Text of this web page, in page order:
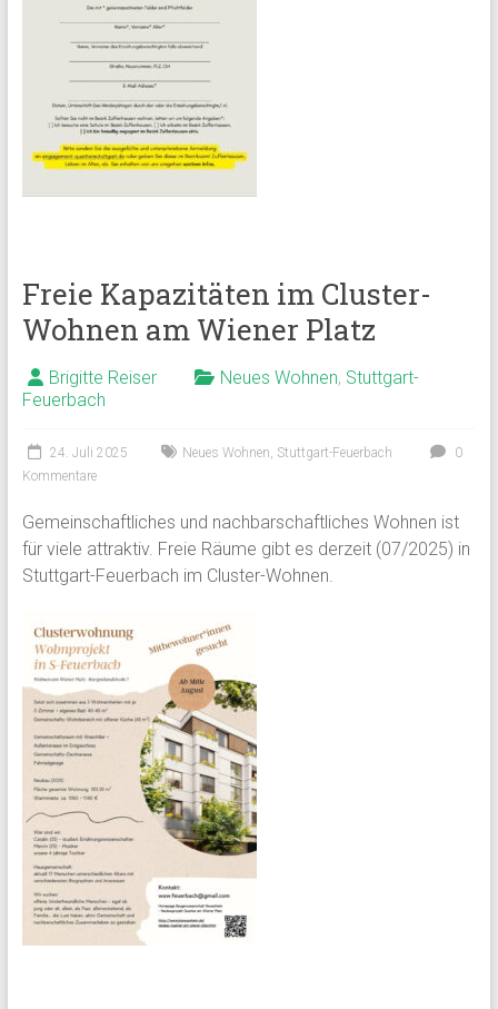
Freie Kapazitäten im Cluster-
Wohnen am Wiener Platz
Brigitte Reiser Neues Wohnen, Stuttgart-
Feuerbach
24. Juli 2025 Neues Wohnen, Stuttgart-Feuerbach
0
Kommentare
Gemeinschaftliches und nachbarschaftliches Wohnen ist
für viele attraktiv. Freie Räume gibt es derzeit (07/2025) in
Stuttgart-Feuerbach im Cluster-Wohnen.